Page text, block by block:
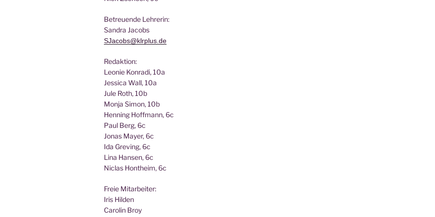
Betreu­en­de Lehrerin:
San­dra Jacobs
SJacobs@klrplus.de
Redak­ti­on:
Leo­nie Kon­ra­di, 10a
Jes­si­ca Wall, 10a
Jule Roth, 10b
Mon­ja Simon, 10b
Hen­ning Hoff­mann, 6c
Paul Berg, 6c
Jonas May­er, 6c
Ida Gre­ving, 6c
Lina Han­sen, 6c
Nic­las Hont­heim, 6c
Freie Mit­ar­bei­ter:
Iris Hilden
Caro­lin Broy